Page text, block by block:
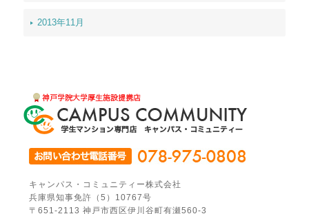
2013年11月
キャンパス・コミュニティー株式会社
兵庫県知事免許（5）10767号
〒651-2113 神戸市西区伊川谷町有瀬560-3